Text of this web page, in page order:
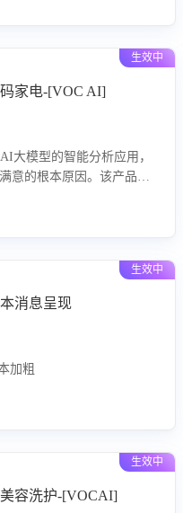
应对合理性与成效。系统
生效中
家电-[VOC AI]
大模型的智能分析应用，
意的根本原因。该产品可
供可落地的改进建议与策
生效中
消息呈现
加粗
生效中
容洗护-[VOCAI]